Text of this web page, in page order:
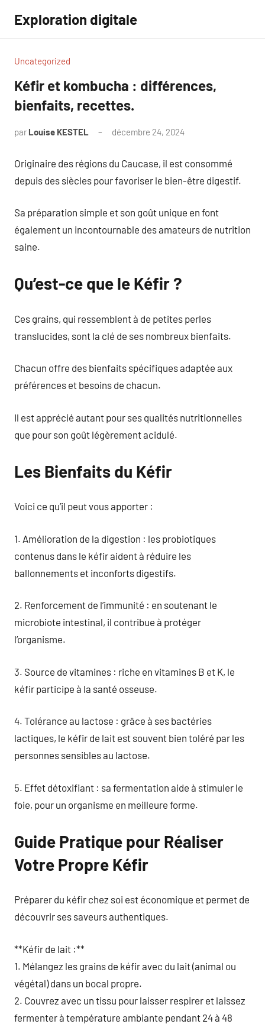
contenu
Exploration digitale
Uncategorized
Kéfir et kombucha : différences,
bienfaits, recettes.
par Louise KESTEL décembre 24, 2024
Originaire des régions du Caucase, il est consommé
depuis des siècles pour favoriser le bien-être digestif.
Sa préparation simple et son goût unique en font
également un incontournable des amateurs de nutrition
saine.
Qu’est-ce que le Kéfir ?
Ces grains, qui ressemblent à de petites perles
translucides, sont la clé de ses nombreux bienfaits.
Chacun offre des bienfaits spécifiques adaptée aux
préférences et besoins de chacun.
Il est apprécié autant pour ses qualités nutritionnelles
que pour son goût légèrement acidulé.
Les Bienfaits du Kéfir
Voici ce qu’il peut vous apporter :
1. Amélioration de la digestion : les probiotiques
contenus dans le kéfir aident à réduire les
ballonnements et inconforts digestifs.
2. Renforcement de l’immunité : en soutenant le
microbiote intestinal, il contribue à protéger
l’organisme.
3. Source de vitamines : riche en vitamines B et K, le
kéfir participe à la santé osseuse.
4. Tolérance au lactose : grâce à ses bactéries
lactiques, le kéfir de lait est souvent bien toléré par les
personnes sensibles au lactose.
5. Effet détoxifiant : sa fermentation aide à stimuler le
foie, pour un organisme en meilleure forme.
Guide Pratique pour Réaliser
Votre Propre Kéfir
Préparer du kéfir chez soi est économique et permet de
découvrir ses saveurs authentiques.
**Kéfir de lait :**
1. Mélangez les grains de kéfir avec du lait (animal ou
végétal) dans un bocal propre.
2. Couvrez avec un tissu pour laisser respirer et laissez
fermenter à température ambiante pendant 24 à 48